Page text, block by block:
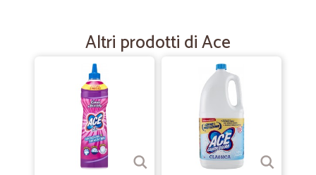
—
Ottimo servizio
03/01/2020
—Nicola M.
Altri prodotti di Ace